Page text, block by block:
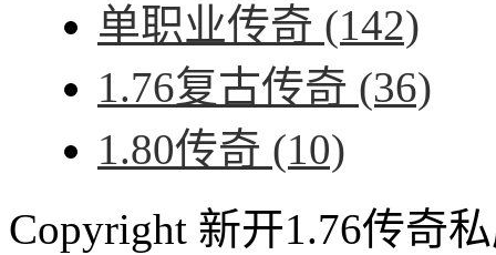
单职业传奇 (142)
1.76复古传奇 (36)
1.80传奇 (10)
Copyright 新开1.76传奇